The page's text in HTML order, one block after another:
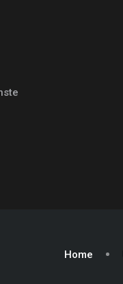
Home